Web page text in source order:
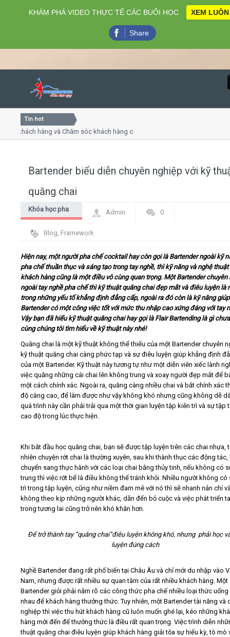
Close
Home
Video
Kiến thức
Liên hệ - Đăng ký
Tìm kiếm
Tin hot
hàng và Chăm sóc khách hàng chuyên nghiệp
Bartender biểu diễn chuyên nghiệp với kỹ
quăng chai
Khóa học pha
Barista
Admin 0
Blog, Framework
Hiện nay, một người pha chế cocktail hay còn gọi là Bartender ngoài kỹ
pha chế thuần thục và sáng tạo trong tay nghề, thì kỹ năng và nghệ
khách hàng cũng là một điều vô cùng quan trọng. Một Bartender chuyên
ngoài tay nghề pha chế thì kỹ thuật quăng chai đẹp mắt và điêu luyện là
trong những yếu tố khẳng định đẳng cấp, ngoài ra đó còn là kỹ năng
Bartender có một công việc tốt với mức thu nhập cao xứng đáng với tay
Vậy bạn đã hiểu kỹ thuật quăng chai hay gọi là Flair Bartending là gì
cùng chúng tôi tìm hiểu về kỹ thuật này nhé!
Quăng chai là một kỹ thuật không thể thiếu của một Bartender chuyên
kỹ thuật quăng chai càng phức tạp và sự điêu luyện giúp khẳng định
của một Bartender. Kỹ thuật này tương tự như một diễn viên xiếc lành
việc quăng những cái chai lên không trung và xoay người đẹp mắt để
một cách chính xác. Ngoài ra, quăng càng nhiều chai và bắt chính xác
độ càng cao, để làm được như vậy không khó nhưng cũng không dễ
quá trình này cần phải trải qua một thời gian luyện tập kiên trì và sự tập
cao độ trong lúc thực hiện.
Khi bắt đầu học quăng chai, bạn sẽ được tập luyện trên các chai nhựa,
nhiên chuyện rớt chai là thường xuyên, sau khi thành thục các động tác,
chuyển sang thực hành với các loại chai bằng thủy tinh, nếu không có
trung thì việc rớt bể là điều không thể tránh khỏi. Nhiều người không có
trì trong tập luyện, cũng như niềm đam mê với nó thì sẽ nhanh nản chí
không theo kịp những người khác, dẫn đến bỏ cuộc và việc phát triển
trong tương lai cũng trở nên khó khăn hơn.
Để trở thành tay “quăng chai”điêu luyện không khó, nhưng phải học
luyện đúng cách
Nghề Bartender đang rất phổ biến tại Châu Âu và chỉ mới du nhập vào
Nam, nhưng được rất nhiều sự quan tâm của rất nhiều khách hàng. Một
Bartender giỏi phải nắm rõ các công thức pha chế nhiều loại thức uống
nhau để khách hàng thưởng thức. Tuy nhiên, một Bartender tài năng và
nghiệp thì việc thu hút khách hàng cũ luôn muốn ghé lại, kéo những
hàng mới đến để thưởng thức là điều rất quan trọng. Việc trình diễn
thuật quăng chai điêu luyện giúp khách hàng giải tỏa sự hiếu kỳ, tò mò
KHÁM PHÁ VIDEO THỰC TẾ CÁC BUỔI HỌC XEM LUÔN
Share